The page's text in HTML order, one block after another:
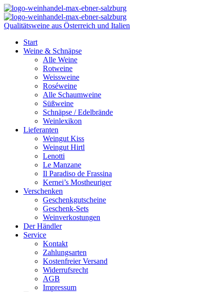
Qualitätsweine aus Österreich und Italien
Start
Weine & Schnäpse
Alle Weine
Rotweine
Weissweine
Roséweine
Alle Schaumweine
Süßweine
Schnäpse / Edelbrände
Weinlexikon
Lieferanten
Weingut Kiss
Weingut Hirtl
Lenotti
Le Manzane
Il Paradiso de Frassina
Kernei’s Mostheuriger
Verschenken
Geschenkgutscheine
Geschenk-Sets
Weinverkostungen
Der Händler
Service
Kontakt
Zahlungsarten
Kostenfreier Versand
Widerrufsrecht
AGB
Impressum